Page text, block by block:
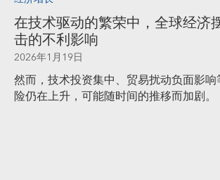
在技术驱动的繁荣中，全球经济
击的不利影响
2026年1月19日
然而，技术投资集中、贸易扰动负面影
险仍在上升，可能随时间的推移而加剧。